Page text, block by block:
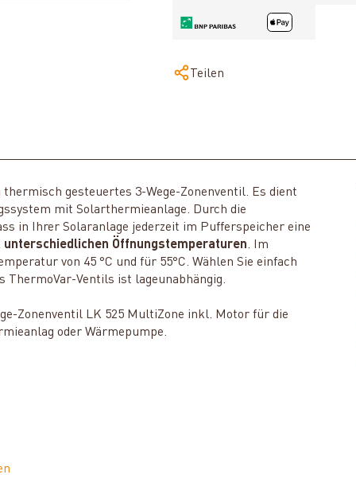
Teilen
thermisch gesteuertes 3-Wege-Zonenventil. Es dient
mit Solarthermieanlage. Durch die
in Ihrer Solaranlage jederzeit im Pufferspeicher eine
unterschiedlichen Öffnungstemperaturen. Im
von 45 °C und für 55°C. Wählen Sie einfach
ThermoVar-Ventils ist lageunabhängig.
Zonenventil LK 525 MultiZone inkl. Motor für die
oder Wärmepumpe.